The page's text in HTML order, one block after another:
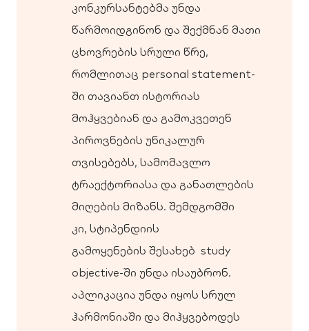
კონკურსანტებმა უნდა
წარმოიდგინონ და შექმნან მათი
ცხოვრების სრული წრე,
რომლითაც personal statement-
ში თავიანთ ისტორიას
მოჰყვებიან და გამოკვეთენ
პიროვნების უნიკალურ
თვისებებს, სამომავლო
ტრაექტორიასა და განათლების
მიღების მიზანს. შემდგომში
კი, სტიპენდიის
გამოყენების შესახებ study
objective-ში უნდა ისაუბრონ.
აპლიკაცია უნდა იყოს სრულ
ჰარმონიაში და მიჰყვებოდეს